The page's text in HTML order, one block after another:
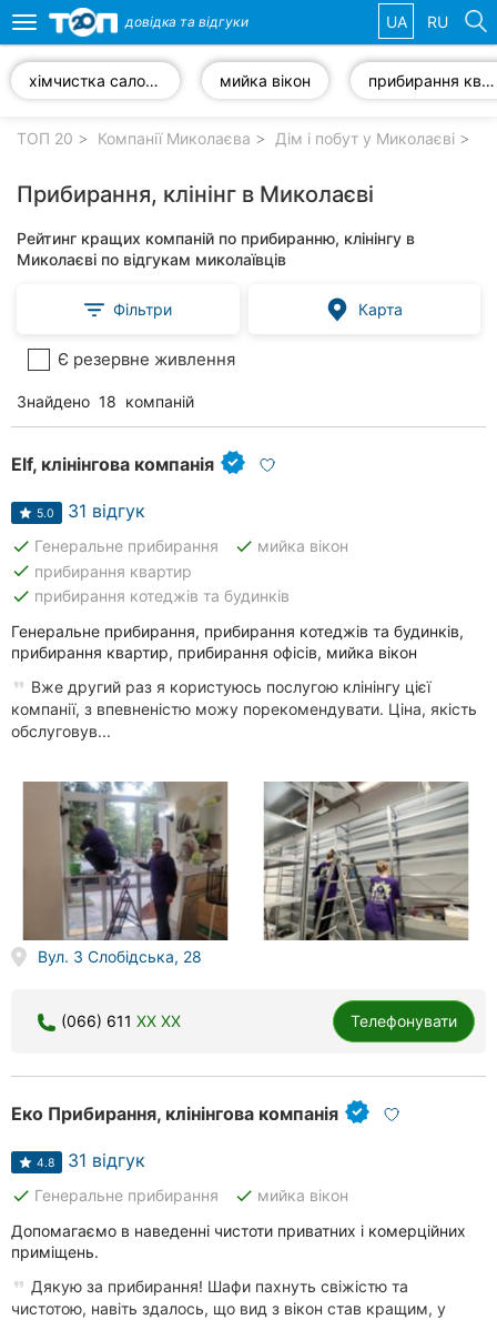
компанії
Популярні
рубрики:
Ветеринарні
Приватні
клініки
Автошколи
Ресторани
Всі
міста:
Миколаїв
Вінниця
Житомир
Тернопіль
Хмельницький
Одеса
Кропивницький
Харків
Запоріжжя
Toggle
navigation
довідка та відгуки UA RU
хімчистка салону мийка вікон прибирання квартир
ТОП 20 Компанії Миколаєва Дім і побут у Миколаєві
Прибирання, клінінг в Миколаєві
Рейтинг кращих компаній по прибиранню, клінінгу в
Миколаєві по відгукам миколаївців
Фільтри Карта
Є резервне живлення
Знайдено 18 компаній
Elf, клінінгова компанія
5.0 31 відгук
done Генеральне прибирання done мийка вікон
done прибирання квартир
done прибирання котеджів та будинків
Генеральне прибирання, прибирання котеджів та будинків,
прибирання квартир, прибирання офісів, мийка вікон
Вже другий раз я користуюсь послугою клінінгу цієї
компанії, з впевненістю можу порекомендувати. Ціна, якість
обслуговув...
Вул. 3 Слобідська, 28
(066) 611 XX XX Телефонувати
Еко Прибирання, клінінгова компанія
4.8 31 відгук
done Генеральне прибирання done мийка вікон
Допомагаємо в наведенні чистоти приватних і комерційних
приміщень.
Дякую за прибирання! Шафи пахнуть свіжістю та
чистотою, навіть здалось, що вид з вікон став кращим, у